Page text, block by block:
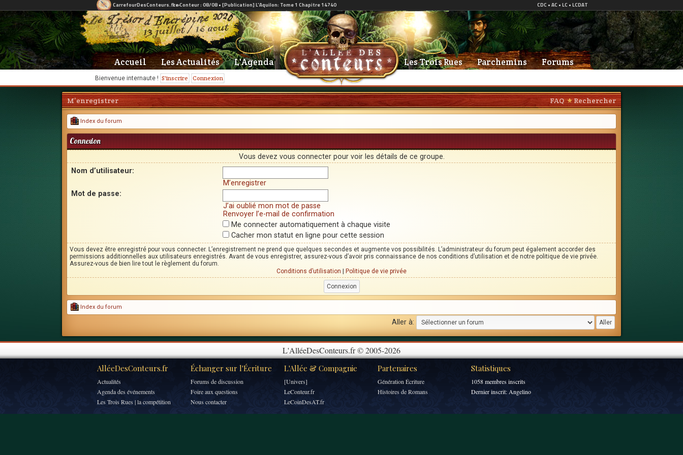
Bienvenue internaute ! S'inscrire Connexion
Accueil Les Actualités L'Agenda Les Trois Rues Parchemins Forums
FAQ Rechercher
M’enregistrer
Index du forum
Connexion
Vous devez vous connecter pour voir les détails de ce groupe.
Nom d’utilisateur:
M’enregistrer
Mot de passe:
J’ai oublié mon mot de passe
Renvoyer l’e-mail de confirmation
Me connecter automatiquement à chaque visite
Cacher mon statut en ligne pour cette session
Vous devez être enregistré pour vous connecter. L’enregistrement ne prend que quelques secondes et augmente vos possibilités. L’administrateur du forum peut également accorder des
permissions additionnelles aux utilisateurs enregistrés. Avant de vous enregistrer, assurez-vous d’avoir pris connaissance de nos conditions d’utilisation et de notre politique de vie privée.
Assurez-vous de bien lire tout le règlement du forum.
Conditions d’utilisation
Politique de vie privée
Index du forum
Aller à:
L'AlléeDesConteurs.fr © 2005-2026
AlléeDesConteurs.fr Échanger sur l'Écriture L'Allée & Compagnie Partenaires Statistiques
Actualités
Agenda des événements
Les Trois Rues | la compétition
Forums de discussion
Foire aux questions
Nous contacter
[Univers]
LeConteur.fr
LeCoinDesAT.fr
Génération Écriture
Histoires de Romans
1058 membres inscrits
Dernier inscrit: Angelino